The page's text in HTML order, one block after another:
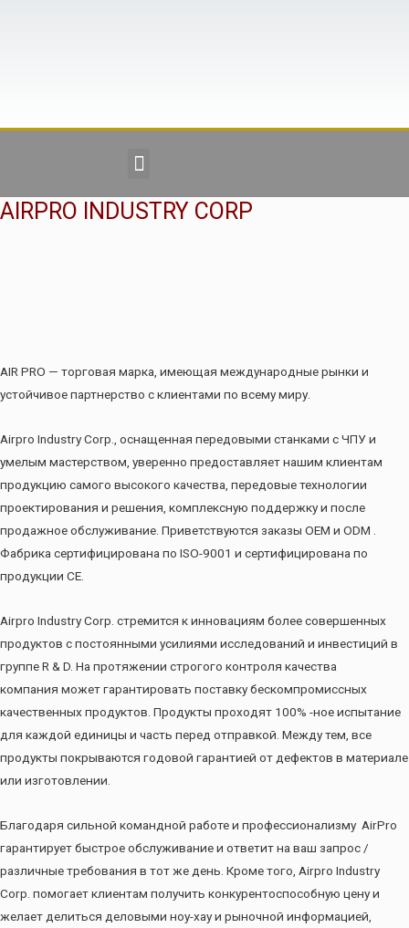
AIRPRO INDUSTRY CORP
AIR PRO — торговая марка, имеющая международные рынки и
устойчивое партнерство с клиентами по всему миру.
Airpro Industry Corp., оснащенная передовыми станками с ЧПУ и
умелым мастерством, уверенно предоставляет нашим клиентам
продукцию самого высокого качества, передовые технологии
проектирования и решения, комплексную поддержку и после
продажное обслуживание. Приветствуются заказы OEM и ODM .
Фабрика сертифицирована по ISO-9001 и сертифицирована по
продукции CE.
Airpro Industry Corp. стремится к инновациям более совершенных
продуктов с постоянными усилиями исследований и инвестиций в
группе R & D. На протяжении строгого контроля качества
компания может гарантировать поставку бескомпромиссных
качественных продуктов. Продукты проходят 100% -ное испытание
для каждой единицы и часть перед отправкой. Между тем, все
продукты покрываются годовой гарантией от дефектов в материале
или изготовлении.
Благодаря сильной командной работе и профессионализму AirPro
гарантирует быстрое обслуживание и ответит на ваш запрос /
различные требования в тот же день. Кроме того, Airpro Industry
Corp. помогает клиентам получить конкурентоспособную цену и
желает делиться деловыми ноу-хау и рыночной информацией,